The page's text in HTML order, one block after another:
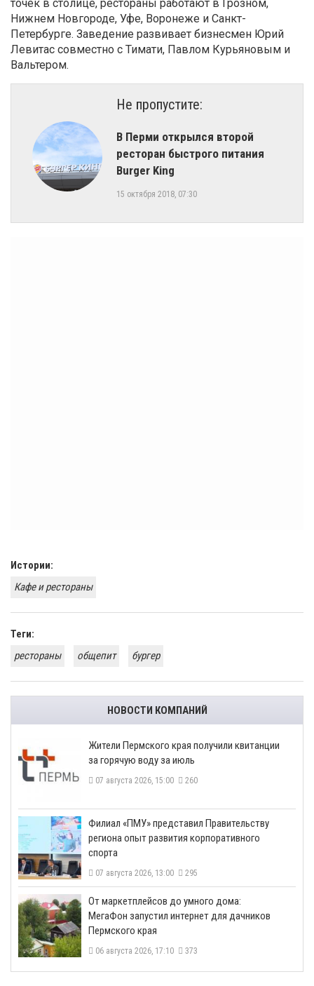
точек в столице, рестораны работают в Грозном,
Нижнем Новгороде, Уфе, Воронеже и Санкт-
Петербурге. Заведение развивает бизнесмен Юрий
Левитас совместно с Тимати, Павлом Курьяновым и
Вальтером.
Не пропустите:
В Перми открылся второй
ресторан быстрого питания
Burger King
15 октября 2018, 07:30
Истории:
Кафе и рестораны
Теги:
рестораны
общепит бургер
НОВОСТИ КОМПАНИЙ
​Жители Пермского края получили квитанции
за горячую воду за июль
07 августа 2026, 15:00 260
​Филиал «ПМУ» представил Правительству
региона опыт развития корпоративного
спорта
07 августа 2026, 13:00 295
От маркетплейсов до умного дома:
МегаФон запустил интернет для дачников
Пермского края
06 августа 2026, 17:10 373